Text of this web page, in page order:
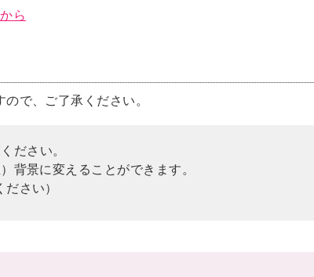
ら
で、ご了承ください。
ださい。
背景に変えることができます。
さい）